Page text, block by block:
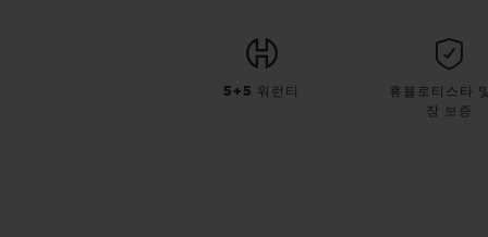
5+5 워런티
휴블로티스타
장 보증